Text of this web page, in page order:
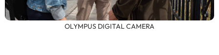
OLYMPUS DIGITAL CAMERA